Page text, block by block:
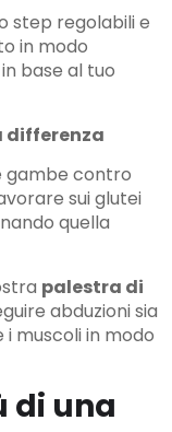
step regolabili e
in modo
base al tuo
differenza
gambe contro
sui glutei
quella
palestra di
abduzioni sia
muscoli in modo
di una